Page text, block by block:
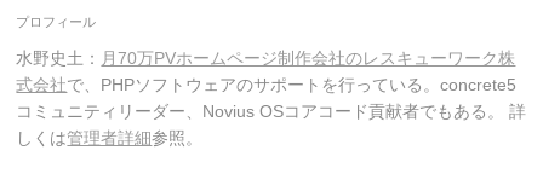
プロフィール
水野史土： 月70万PVホームページ制作会社のレスキューワーク株
式会社で、PHPソフトウェアのサポートを行っている。concrete5
コミュニティリーダー、Novius OSコアコード貢献者でもある。 詳
しくは管理者詳細参照。